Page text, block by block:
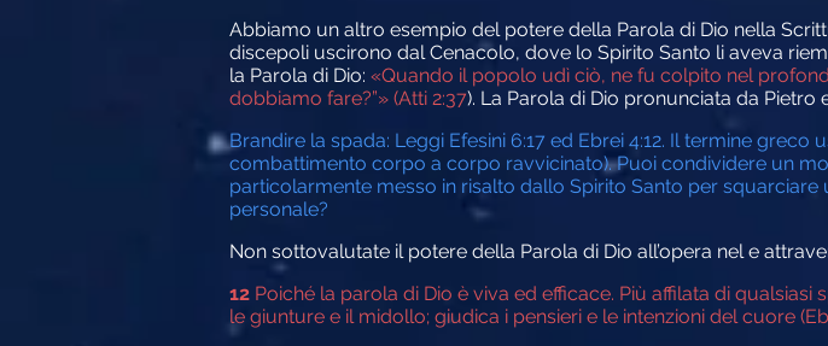
Abbiamo un altro esempio del potere della Parola di Dio nella
discepoli uscirono dal Cenacolo, dove lo Spirito Santo li aveva
la Parola di Dio: «Quando il popolo udì ciò, ne fu colpito nel
dobbiamo fare?”» (Atti 2:37). La Parola di Dio pronunciata da
Brandire la spada: Leggi Efesini 6:17 ed Ebrei 4:12. Il termine
combattimento corpo a corpo ravvicinato). Puoi condividere un
particolarmente messo in risalto dallo Spirito Santo per squarciare
personale?
Non sottovalutate il potere della Parola di Dio all’opera nel e
12 Poiché la parola di Dio è viva ed efficace. Più affilata di
le giunture e il midollo; giudica i pensieri e le intenzioni del cuore